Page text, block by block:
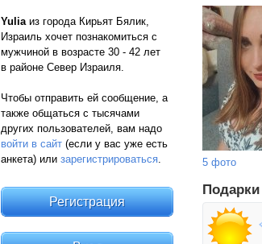
Yuliaиз города Кирьят Бялик,
Израиль хочет познакомиться с
мужчиной в возрасте 30 - 42 лет
в районе Север Израиля.
Чтобы отправить ей сообщение, а
также общаться с тысячами
других пользователей, вам надо
войти в сайт (если у вас уже есть
анкета) или зарегистрироваться. 5 фото
Подарки